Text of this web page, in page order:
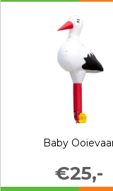
Baby
€25,-